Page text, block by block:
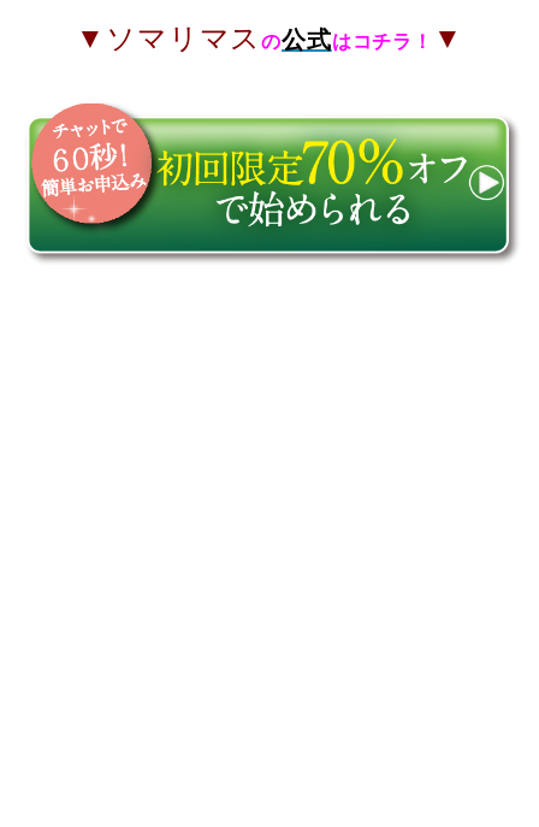
▼ソマリマスの公式はコチラ！ ▼